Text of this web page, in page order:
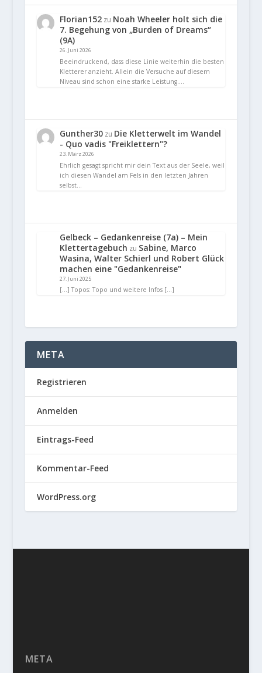
Florian152zu Noah Wheeler holt sich die
7. Begehung von „Burden of Dreams“
(9A)
26. Juni 2026
Beeindruckend, dass diese Linie weiterhin die besten
Kletterer anzieht. Allein die Versuche auf diesem
Niveau sind schon eine starke Leistung.…
Gunther30zu Die Kletterwelt im Wandel
- Quo vadis "Freiklettern"?
23. März 2026
Ehrlich gesagt spricht mir dein Text aus der Seele, weil
ich diesen Wandel am Fels in den letzten Jahren
selbst…
Gelbeck – Gedankenreise (7a) – Mein
Klettertagebuch zu Sabine, Marco
Wasina, Walter Schierl und Robert Glück
machen eine "Gedankenreise"
27. Juni 2025
[…] Topos: Topo und weitere Infos […]
META
Registrieren
Anmelden
Eintrags-Feed
Kommentar-Feed
WordPress.org
META